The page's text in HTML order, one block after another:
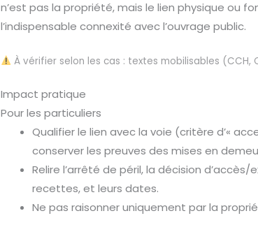
n’est pas la propriété, mais le lien physique ou
l’indispensable connexité avec l’ouvrage public.
À vérifier selon les cas : textes mobilisables
Impact pratique
Pour les particuliers
Qualifier le lien avec la voie (critère d’«
conserver les preuves des mises en
Relire l’arrêté de péril, la décision
recettes, et leurs dates.
Ne pas raisonner uniquement par la